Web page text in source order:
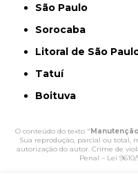
São Paulo
Sorocaba
Litoral de São
Tatuí
Boituva
O conteúdo do texto "
Sua reprodução, parcial ou total,
autorização do autor. Crime de
Penal – Lei